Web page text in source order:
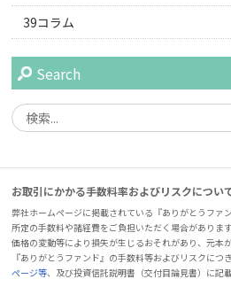
39コラム
Search
お取引にかかる手数料率およびリスクについ
弊社ホームページに掲載されている『ありがとうファ
所定の手数料や諸経費をご負担いただく場合がありま
価格の変動等により損失が生じるおそれがあり、元本
『ありがとうファンド』の手数料等およびリスクにつ
ページ等、及び投資信託説明書（交付目論見書）に記